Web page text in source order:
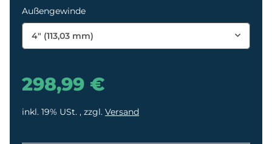
Außengewinde
4" (113,03 mm)
298,99 €
inkl. 19% USt. , zzgl. Versand